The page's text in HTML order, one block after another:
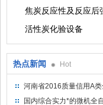
焦炭反应性及反应后
活性炭化验设备
热点新闻 Hot
河南省2016质量信用A类
量热仪
国内综合实力*的微机全